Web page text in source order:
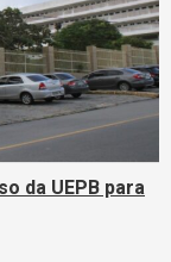
da UEPB para